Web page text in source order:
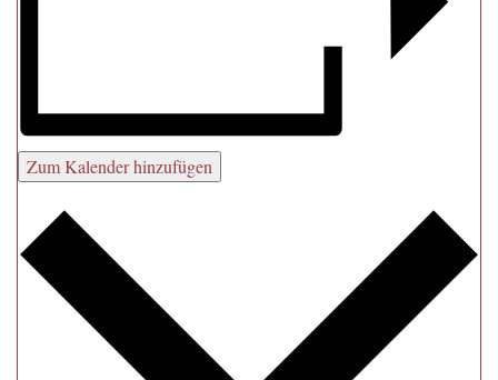
Zum Kalender hinzufügen